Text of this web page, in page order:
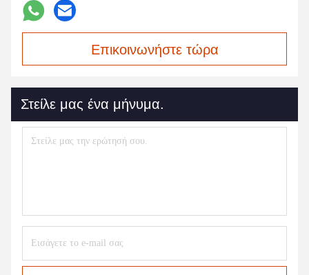
Επικοινωνήστε τώρα
Στείλε μας ένα μήνυμα.